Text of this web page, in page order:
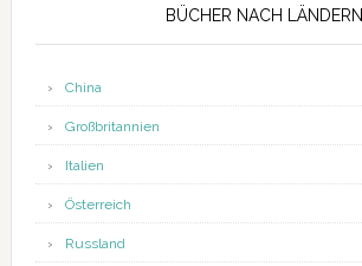
BÜCHER NACH LÄNDERN
China
Großbritannien
Italien
Österreich
Russland